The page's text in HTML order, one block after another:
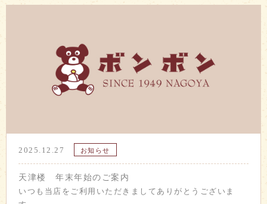
2025.12.27 お知らせ
天津楼 年末年始のご案内
いつも当店をご利用いただきましてありがとうございま